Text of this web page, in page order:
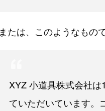
または、このようなもので
XYZ 小道具株式会社
ていただいています。